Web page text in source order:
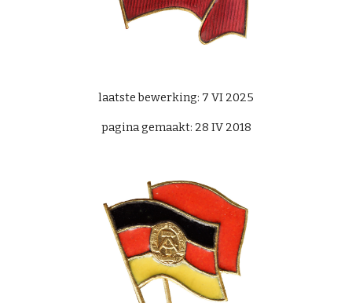
laatste bewerking: 7 VI 2025
pagina gemaakt: 28 IV 2018